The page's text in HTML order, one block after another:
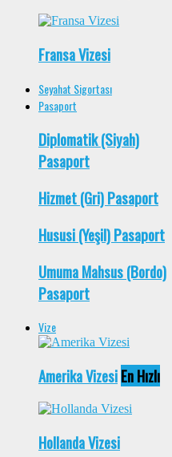
Fransa Vizesi
Seyahat Sigortası
Pasaport
Diplomatik (Siyah)
Pasaport
Hizmet (Gri) Pasaport
Hususi (Yeşil) Pasaport
Umuma Mahsus (Bordo)
Pasaport
Vize
Amerika VizesiEn Hızlı
Hollanda Vizesi